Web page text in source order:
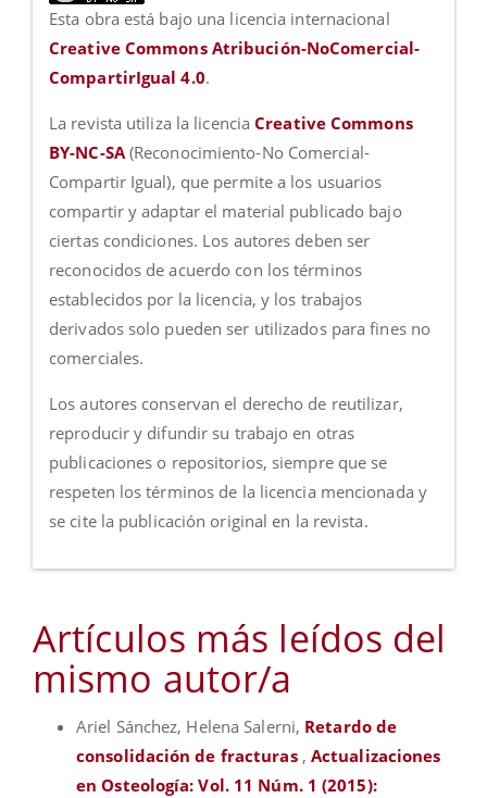
Esta obra está bajo una licencia internacional
Creative Commons Atribución-NoComercial-
CompartirIgual 4.0.
La revista utiliza la licenciaCreative Commons
BY-NC-SA(Reconocimiento-No Comercial-
Compartir Igual), que permite a los usuarios
compartir y adaptar el material publicado bajo
ciertas condiciones. Los autores deben ser
reconocidos de acuerdo con los términos
establecidos por la licencia, y los trabajos
derivados solo pueden ser utilizados para fines no
comerciales.
Los autores conservan el derecho de reutilizar,
reproducir y difundir su trabajo en otras
publicaciones o repositorios, siempre que se
respeten los términos de la licencia mencionada y
se cite la publicación original en la revista.
Artículos más leídos del
mismo autor/a
Ariel Sánchez, Helena Salerni, Retardo de
consolidación de fracturas , Actualizaciones
en Osteología: Vol. 11 Núm. 1 (2015):